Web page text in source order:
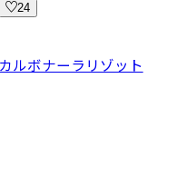
24
カルボナーラリゾット